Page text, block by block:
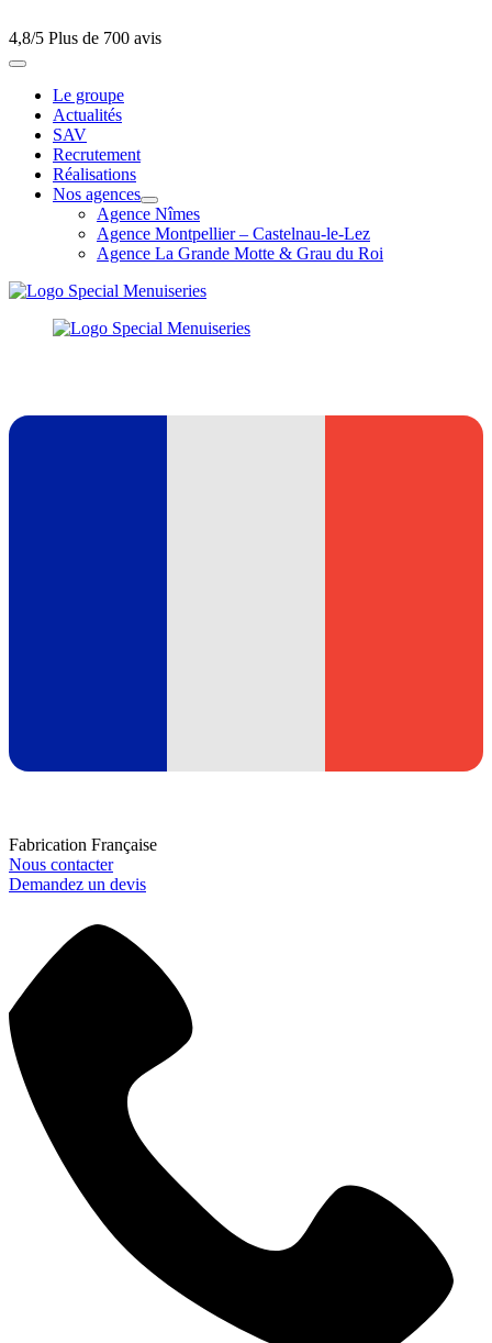
4,8/5 Plus de 700 avis
Le groupe
Actualités
SAV
Recrutement
Réalisations
Nos agences
Agence Nîmes
Agence Montpellier – Castelnau-le-Lez
Agence La Grande Motte & Grau du Roi
Fabrication Française
Nous contacter
Demandez un devis